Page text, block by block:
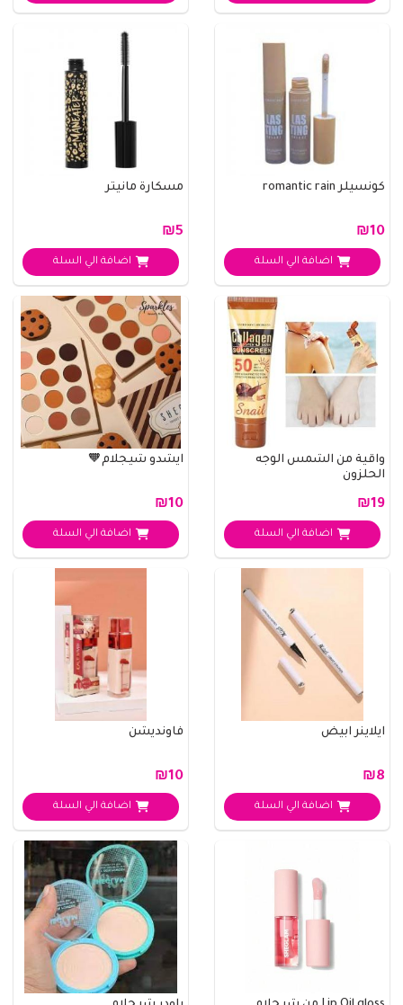
كونسيلر romantic rain
₪10
اضافة الي السلة
مسكارة مانيتر
₪5
اضافة الي السلة
واقية من الشمس الوجه
الحلزون
₪19
اضافة الي السلة
ايشدو شيجلام🧡
₪10
اضافة الي السلة
ايلاينر ابيض
₪8
اضافة الي السلة
فاونديشن
₪10
اضافة الي السلة